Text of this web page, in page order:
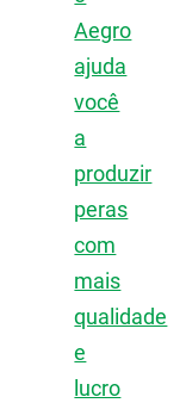
Aegro
ajuda
você
a
produzir
peras
com
mais
qualidade
e
lucro